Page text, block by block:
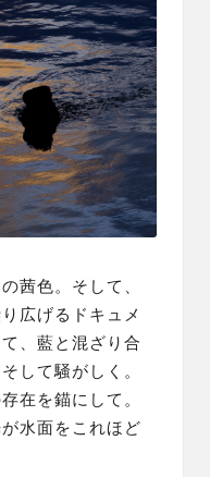
茜色。そして、
広げるドキュメ
、藍と混ざり合
して騒がしく。
在を錨にして。
水面をこれほど